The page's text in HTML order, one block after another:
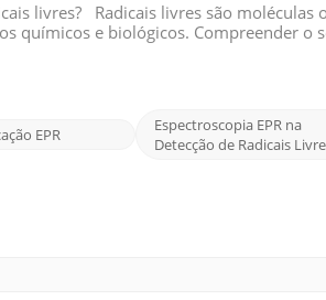
livres? Radicais livres são
químicos e biológicos. Compreender o
da espectro...
EPR
Espectroscopia EPR na
Detecção de Radicais